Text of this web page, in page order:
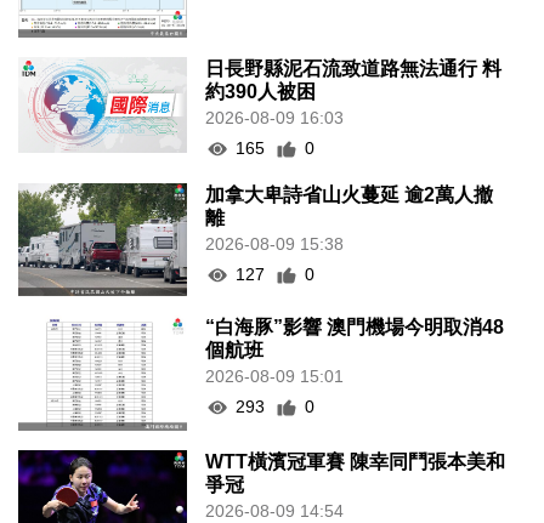
日長野縣泥石流致道路無法通行 料
約390人被困
2026-08-09 16:03
165
0
加拿大卑詩省山火蔓延 逾2萬人撤
離
2026-08-09 15:38
127
0
“白海豚”影響 澳門機場今明取消48
個航班
2026-08-09 15:01
293
0
WTT橫濱冠軍賽 陳幸同鬥張本美和
爭冠
2026-08-09 14:54